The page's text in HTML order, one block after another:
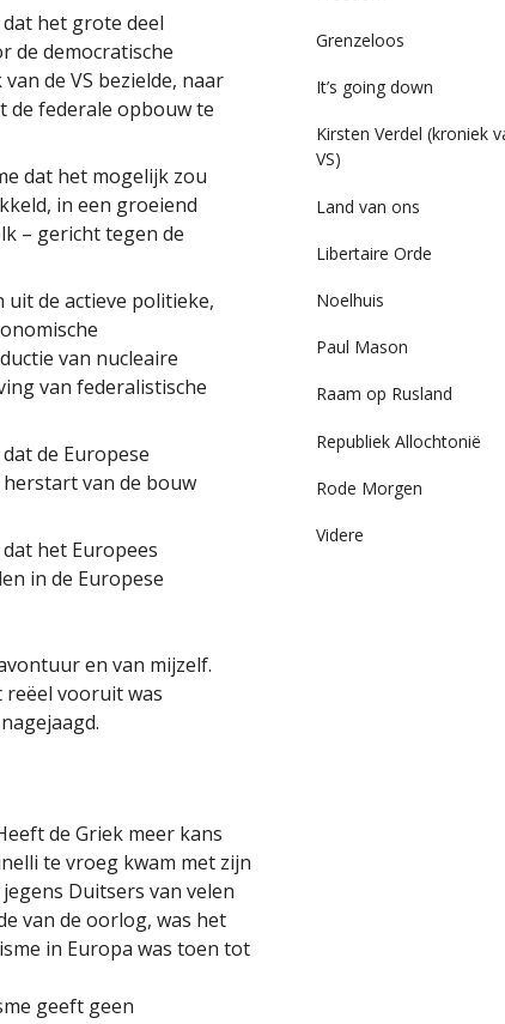
het grote deel
de democratische
de VS bezielde, naar
de federale opbouw te
dat het mogelijk zou
in een groeiend
– gericht tegen de
de actieve politieke,
van nucleaire
van federalistische
de Europese
van de bouw
het Europees
in de Europese
en van mijzelf.
vooruit was
de Griek meer kans
te vroeg kwam met zijn
Duitsers van velen
van de oorlog, was het
in Europa was toen tot
geeft geen
Grenzeloos
It’s going down
Kirsten Verdel (kroniek
VS)
Land van ons
Libertaire Orde
Noelhuis
Paul Mason
Raam op Rusland
Republiek Allochtonië
Rode Morgen
Videre